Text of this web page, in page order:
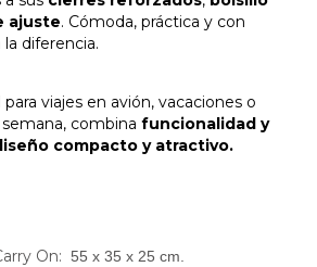
ajuste. Cómoda, práctica y con
diferencia.
viajes en avión, vacaciones o
combina funcionalidad y
compacto y atractivo.
On: 55 x 35 x 25 cm.